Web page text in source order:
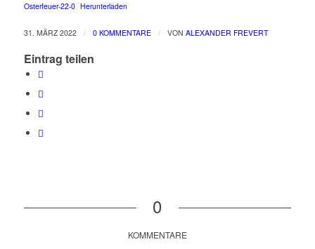
Osterfeuer-22-0 Herunterladen
31. MÄRZ 2022 / 0 KOMMENTARE / VON ALEXANDER FREVERT
Eintrag teilen
0
KOMMENTARE